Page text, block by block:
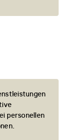
personellen